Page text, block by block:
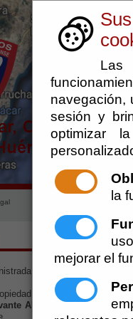
Las
navegación,
sesión y
optimizar
la
mejorar el
a través de este sitio
intelectual del
Almeriense, y en su